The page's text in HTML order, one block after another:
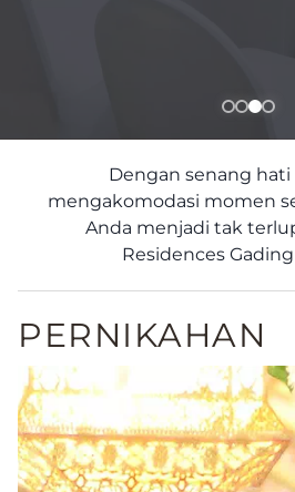
Dengan senang hati
mengakomodasi momen
Anda menjadi tak
Residences
PERNIKAHAN